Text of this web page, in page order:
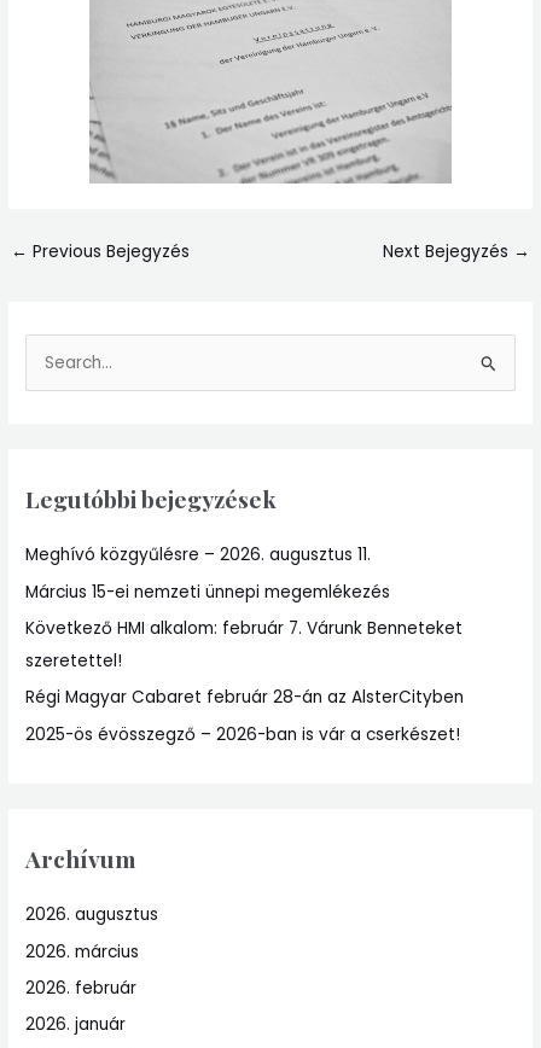
← Previous Bejegyzés Next Bejegyzés →
e
c
f
o
r
:
Legutóbbi bejegyzések
Meghívó közgyűlésre – 2026. augusztus 11.
Március 15-ei nemzeti ünnepi megemlékezés
Következő HMI alkalom: február 7. Várunk Benneteket
szeretettel!
Régi Magyar Cabaret február 28-án az AlsterCityben
2025-ös évösszegző – 2026-ban is vár a cserkészet!
Archívum
2026. augusztus
2026. március
2026. február
2026. január